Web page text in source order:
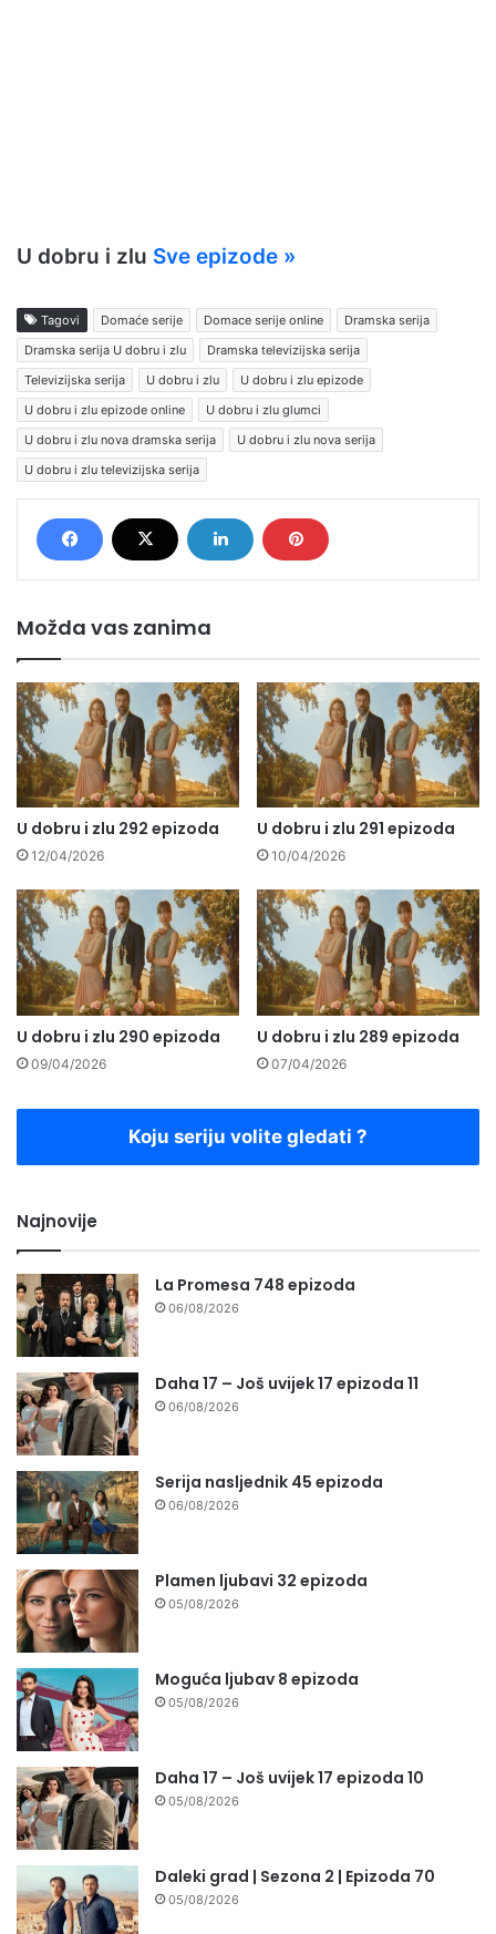
U dobru i zlu Sve epizode »
Tagovi Domaće serije Domace serije online
Dramska serija
Dramska serija U dobru i zlu
Dramska televizijska serija
Televizijska serija
U dobru i zlu
U dobru i zlu epizode
U dobru i zlu epizode online
U dobru i zlu glumci
U dobru i zlu nova dramska serija
U dobru i zlu nova serija
U dobru i zlu televizijska serija
Možda vas zanima
U dobru i zlu 292 epizoda
12/04/2026
U dobru i zlu 291 epizoda
10/04/2026
U dobru i zlu 290 epizoda
09/04/2026
U dobru i zlu 289 epizoda
07/04/2026
Koju seriju volite gledati ?
Najnovije
La Promesa 748 epizoda
06/08/2026
Daha 17 – Još uvijek 17 epizoda 11
06/08/2026
Serija nasljednik 45 epizoda
06/08/2026
Plamen ljubavi 32 epizoda
05/08/2026
Moguća ljubav 8 epizoda
05/08/2026
Daha 17 – Još uvijek 17 epizoda 10
05/08/2026
Daleki grad | Sezona 2 | Epizoda 70
05/08/2026